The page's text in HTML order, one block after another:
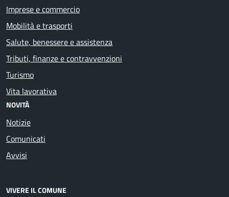
Imprese e commercio
Mobilità e trasporti
Salute, benessere e assistenza
Tributi, finanze e contravvenzioni
Turismo
Vita lavorativa
NOVITÀ
Notizie
Comunicati
Avvisi
VIVERE IL COMUNE